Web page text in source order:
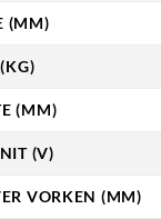
(MM)
(MM)
(V)
VORKEN (MM)